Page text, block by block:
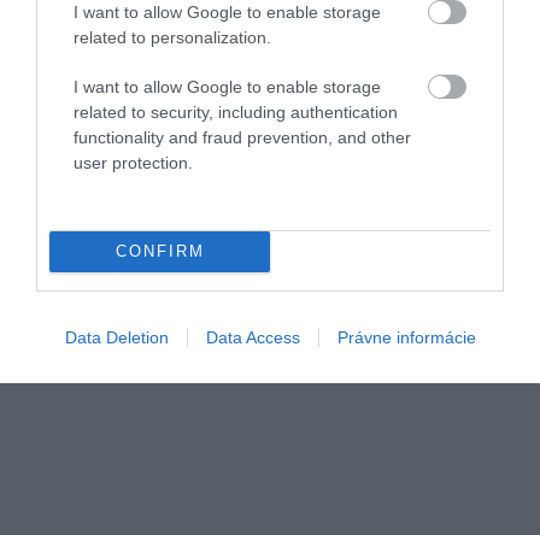
I want to allow Google to enable storage
related to personalization.
I want to allow Google to enable storage
related to security, including authentication
functionality and fraud prevention, and other
user protection.
CONFIRM
Data Deletion Data Access Právne informácie
Prestávka na Sivej Brade:
Zaparkovať môžete priamo pod travertínovou
kopou pri hlavnej ceste prvej triedy, je to doslova
minútová zachádzka z diaľnice.
Kráčajte výhradne po vyznačených drevených
pomalý a krehký proces.
Pribaľte si do auta prázdnu fľašu alebo pohár,
priamo z upraveného kohútika si môžete